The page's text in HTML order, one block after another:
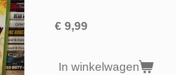
€ 9,99
In winkelwagen